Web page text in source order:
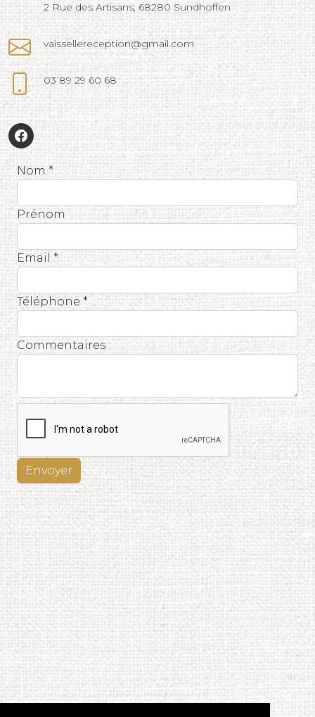
2 Rue des Artisans, 68280 Sundhoffen
vaissellereception@gmail.com
03 89 29 60 68
Nom *
Prénom
Email *
Téléphone *
Commentaires
Envoyer